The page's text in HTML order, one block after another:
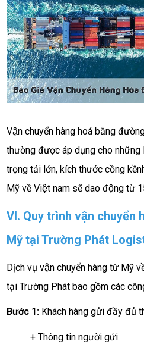
Vận chuyển hàng hoá bằng
thường được áp dụng cho
trọng tải lớn, kích thước cồng
Mỹ về Việt nam sẽ dao động từ
VI. Quy trình vận chuyển
Mỹ tại Trường Phát
Dịch vụ vận chuyển hàng từ Mỹ
tại Trường Phát bao gồm các
Bước 1: Khách hàng gửi đầy đủ
+ Thông tin người gửi.